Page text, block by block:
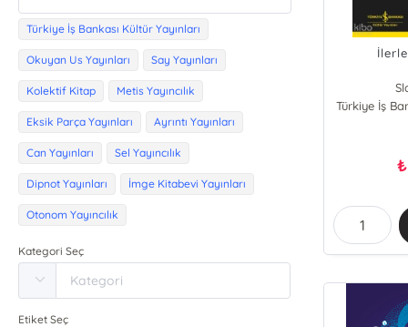
Türkiye İş Bankası Kültür Yayınları
Okuyan Us Yayınları Say Yayınları
Kolektif Kitap Metis Yayıncılık
Eksik Parça Yayınları Ayrıntı Yayınları
Can Yayınları Sel Yayıncılık
Dipnot Yayınları İmge Kitabevi Yayınları
Otonom Yayıncılık
Kategori Seç
Etiket Seç
Türkiye İş
₺